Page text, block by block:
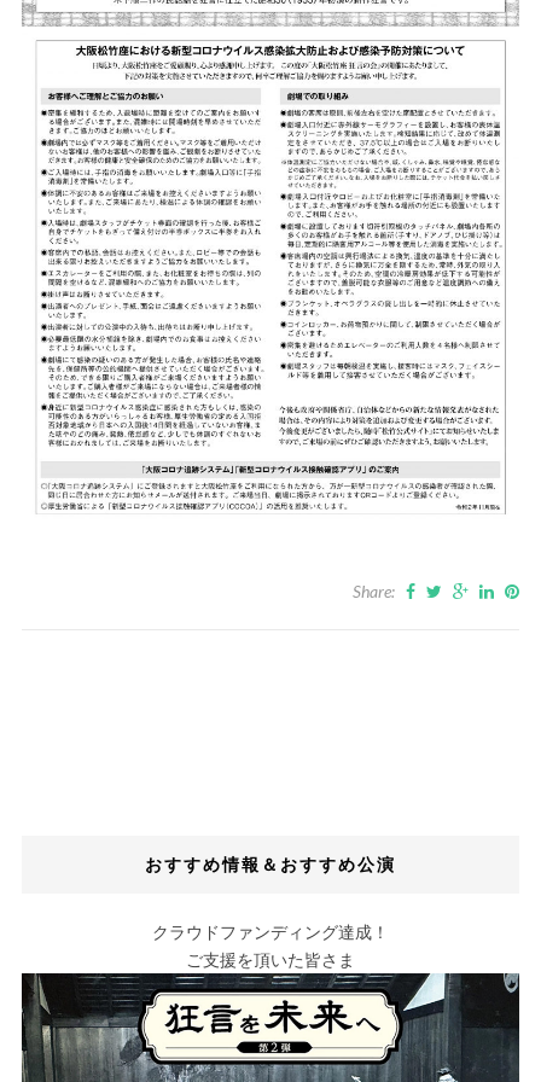
Share:
おすすめ情報＆おすすめ公演
クラウドファンディング達成！
ご支援を頂いた皆さま